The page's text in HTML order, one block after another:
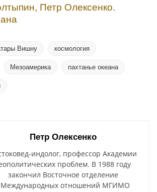
Петр Олексенко.
Вишну космология
Мезоамерика пахтанье океана
Петр Олексенко
индолог, профессор Академии
проблем. В 1988 году
закончил Восточное отделение
Международных отношений МГИМО